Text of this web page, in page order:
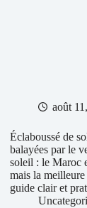
août
Éclaboussé de
balayées par le
soleil : le Maroc
mais la
guide clair et